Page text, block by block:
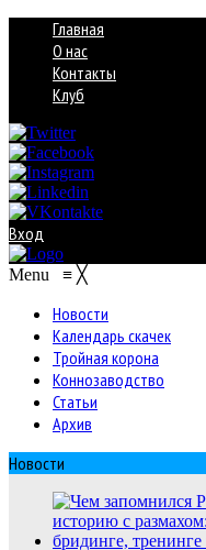
Главная
О нас
Контакты
Клуб
Вход
Menu ≡ ╳
Новости
Календарь скачек
Тройная корона
Коннозаводство
Статьи
Архив
Новости